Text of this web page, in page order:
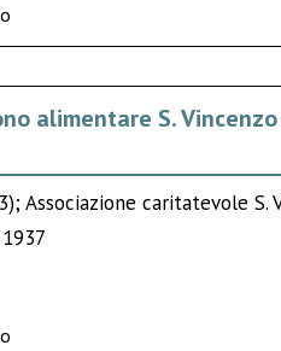
alimentare S.
Associazione caritatevole S.